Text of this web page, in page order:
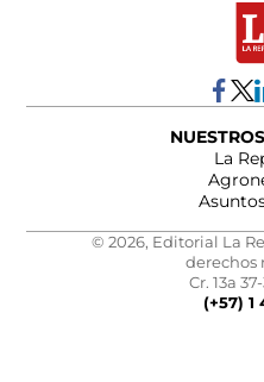
La
© 2026, Editorial La
derechos
Cr. 13a
(+57) 1